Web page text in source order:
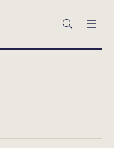
Keresés